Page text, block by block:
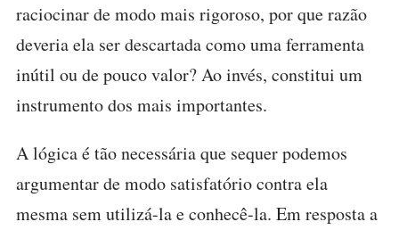
raciocinar de modo mais rigoroso, por que razão
deveria ela ser descartada como uma ferramenta
inútil ou de pouco valor? Ao invés, constitui um
instrumento dos mais importantes.
A lógica é tão necessária que sequer podemos
argumentar de modo satisfatório contra ela
mesma sem utilizá-la e conhecê-la. Em resposta a